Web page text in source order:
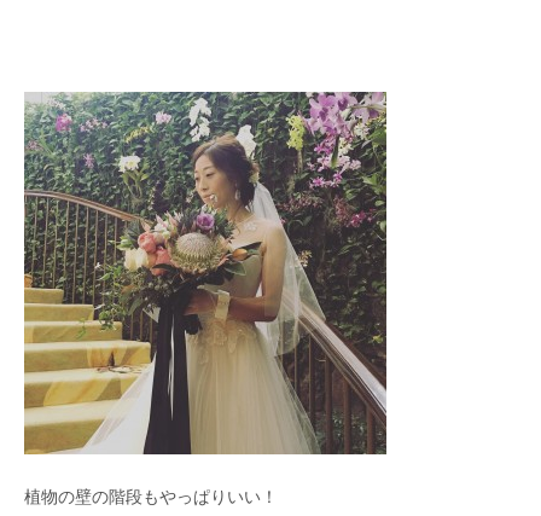
植物の壁の階段もやっぱりいい！